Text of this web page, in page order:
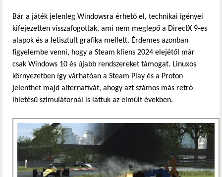
Bár a játék jelenleg Windowsra érhető el, technikai igényei
kifejezetten visszafogottak, ami nem meglepő a DirectX 9-es
alapok és a letisztult grafika mellett. Érdemes azonban
figyelembe venni, hogy a Steam kliens 2024 elejétől már
csak Windows 10 és újabb rendszereket támogat. Linuxos
környezetben így várhatóan a Steam Play és a Proton
jelenthet majd alternatívát, ahogy azt számos más retró
ihletésű szimulátornál is láttuk az elmúlt években.